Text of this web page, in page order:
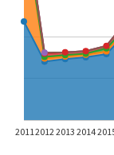
2011 2012 2013 2014